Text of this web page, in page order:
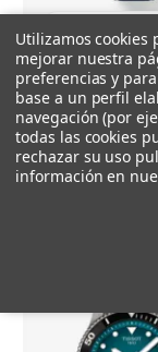
+ Añadir al carrito
Tissot
640 €
Utilizamos cookies
mejorar nuestra
preferencias y
base a un perfil
navegación (por
todas las cookies
rechazar su uso
información en